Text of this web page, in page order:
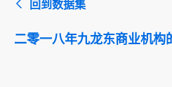
回到数据集
二零一八年九龙东商业机构